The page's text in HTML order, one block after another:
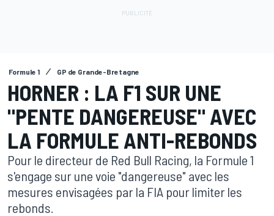
Formule 1 GP de Grande-Bretagne
HORNER : LA F1 SUR UNE
"PENTE DANGEREUSE" AVEC
LA FORMULE ANTI-REBONDS
Pour le directeur de Red Bull Racing, la Formule 1
s'engage sur une voie "dangereuse" avec les
mesures envisagées par la FIA pour limiter les
rebonds.